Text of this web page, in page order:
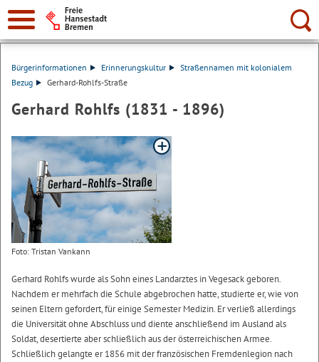
Suche:
Bürgerinformationen Erinnerungskultur
Straßennamen mit kolonialem
Bezug
Gerhard-Rohlfs-Straße
Gerhard Rohlfs (1831 - 1896)
Foto: Tristan Vankann
Gerhard Rohlfs wurde als Sohn eines Landarztes in Vegesack geboren.
Nachdem er mehrfach die Schule abgebrochen hatte, studierte er, wie von
seinen Eltern gefordert, für einige Semester Medizin. Er verließ allerdings
die Universität ohne Abschluss und diente anschließend im Ausland als
Soldat, desertierte aber schließlich aus der österreichischen Armee.
Schließlich gelangte er 1856 mit der französischen Fremdenlegion nach